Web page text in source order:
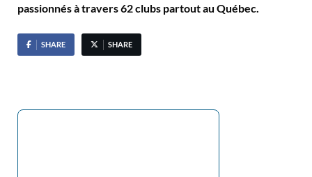
passionnés à travers 62 clubs partout au Québec.
SHARE SHARE